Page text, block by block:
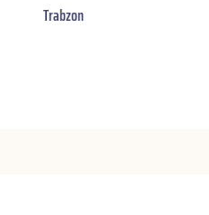
Trabzon